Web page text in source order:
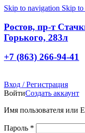
Skip to navigation Skip
Ростов, пр-т
Горького, 283л
+7 (863) 266-94-41
Вход / Регистрация
ВойтиСоздать аккаунт
Имя пользователя или
Пароль *